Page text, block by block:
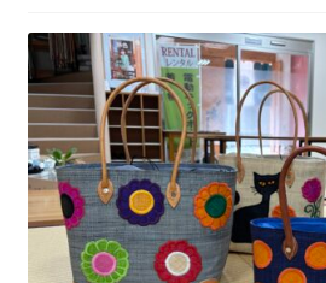
お問い合わせ